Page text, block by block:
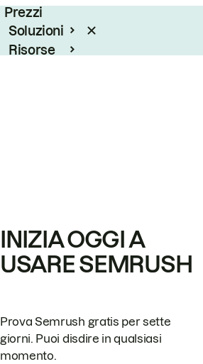
Prezzi
Soluzioni
Risorse
INIZIA OGGI A
USARE SEMRUSH
Prova Semrush gratis per sette
giorni. Puoi disdire in qualsiasi
momento.